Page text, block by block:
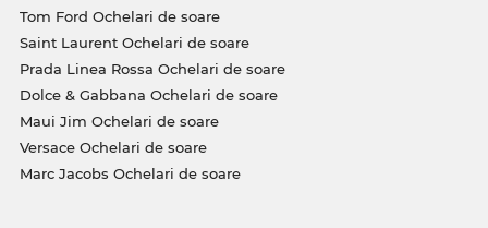
Tom Ford Ochelari de soare
Saint Laurent Ochelari de soare
Prada Linea Rossa Ochelari de soare
Dolce & Gabbana Ochelari de soare
Maui Jim Ochelari de soare
Versace Ochelari de soare
Marc Jacobs Ochelari de soare